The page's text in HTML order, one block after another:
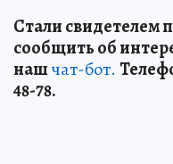
Стали свидетелем
сообщить об
нашчат-бот.
48-78.